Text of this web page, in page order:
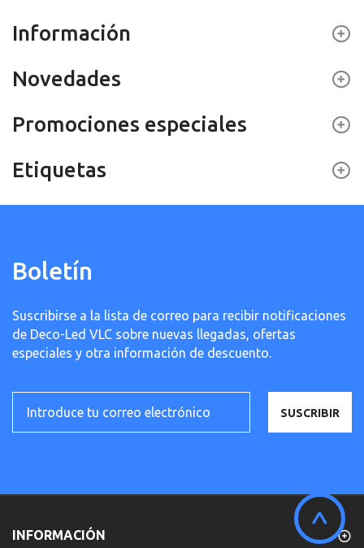
Información
Novedades
Promociones especiales
Etiquetas
Boletín
Suscribirse a la lista de correo para recibir notificaciones
de Deco-Led VLC sobre nuevas llegadas, ofertas
especiales y otra información de descuento.
SUSCRIBIR
INFORMACIÓN ^